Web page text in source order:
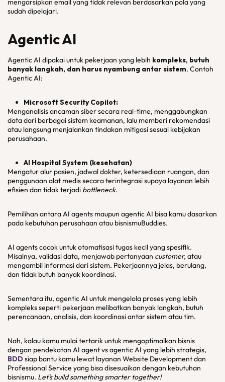
mengarsipkan email yang tidak relevan berdasarkan pola yang
sudah dipelajari.
Agentic AI
Agentic AI dipakai untuk pekerjaan yang lebih kompleks, butuh
banyak langkah, dan harus nyambung antar sistem. Contoh
Agentic AI:
Microsoft Security Copilot:
Menganalisis ancaman siber secara real-time, menggabungkan
data dari berbagai sistem keamanan, lalu memberi rekomendasi
atau langsung menjalankan tindakan mitigasi sesuai kebijakan
perusahaan.
AI Hospital System (kesehatan)
Mengatur alur pasien, jadwal dokter, ketersediaan ruangan, dan
penggunaan alat medis secara terintegrasi supaya layanan lebih
efisien dan tidak terjadi bottleneck.
Pemilihan antara AI agents maupun agentic AI bisa kamu dasarkan
pada kebutuhan perusahaan atau bisnismuBuddies.
AI agents cocok untuk otomatisasi tugas kecil yang spesifik.
Misalnya, validasi data, menjawab pertanyaan customer, atau
mengambil informasi dari sistem. Pekerjaannya jelas, berulang,
dan tidak butuh banyak koordinasi.
Sementara itu, agentic AI untuk mengelola proses yang lebih
kompleks seperti pekerjaan melibatkan banyak langkah, butuh
perencanaan, analisis, dan koordinasi antar sistem atau tim.
Nah, kalau kamu mulai tertarik untuk mengoptimalkan bisnis
dengan pendekatan AI agent vs agentic AI yang lebih strategis,
BDDsiap bantu kamu lewat layanan Website Development dan
Professional Service yang bisa disesuaikan dengan kebutuhan
bisnismu. Let’s build something smarter together!